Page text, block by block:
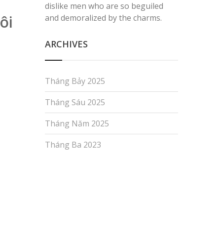
dislike men who are so beguiled
and demoralized by the charms.
ARCHIVES
Tháng Bảy 2025
Tháng Sáu 2025
Tháng Năm 2025
Tháng Ba 2023